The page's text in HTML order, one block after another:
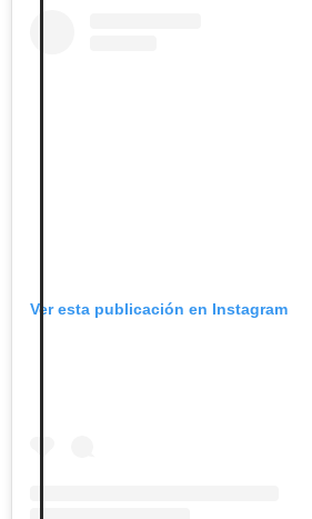
Ver esta publicación en Instagram